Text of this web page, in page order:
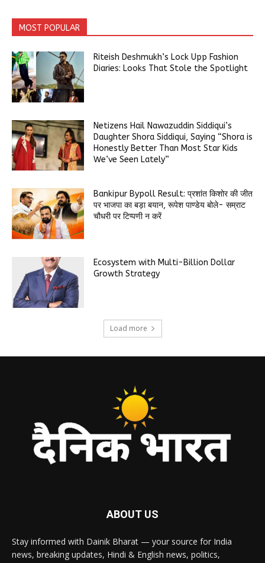
MOST POPULAR
Riteish Deshmukh’s Lock Upp Fashion
Diaries: Looks That Stole the Spotlight
Netizens Hail Nawazuddin Siddiqui’s
Daughter Shora Siddiqui, Saying “Shora is
Honestly Better Than Most Star Kids
We’ve Seen Lately”
Bankipur Bypoll Result: प्रशांत किशोर की जीत
पर भाजपा का बड़ा बयान, रूपेश पाण्डेय बोले- सम्राट
चौधरी पर टिप्पणी न करें
Ecosystem with Multi-Billion Dollar
Growth Strategy
Load more
ABOUT US
Stay informed with Dainik Bharat — your source for India
news, breaking updates, Hindi & English news, politics,